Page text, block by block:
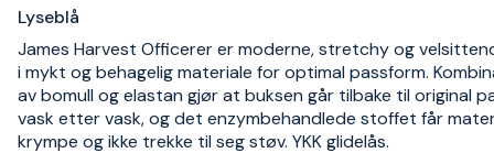
Lyseblå
James Harvest Officerer er moderne, stretchy og
i mykt og behagelig materiale for optimal passform.
av bomull og elastan gjør at buksen går tilbake til original
vask etter vask, og det enzymbehandlede stoffet får
krympe og ikke trekke til seg støv. YKK glidelås.